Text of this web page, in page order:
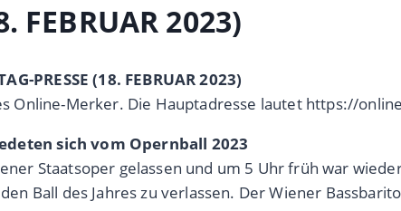
FEBRUAR 2023)
PRESSE (18. FEBRUAR 2023)
Online-Merker. Die Hauptadresse lautet https://
sich vom Opernball 2023
Staatsoper gelassen und um 5 Uhr früh war
Ball des Jahres zu verlassen. Der Wiener